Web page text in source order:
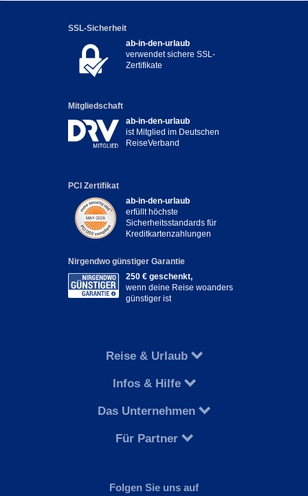
SSL-Sicherheit
ab-in-den-urlaub
verwendet sichere SSL-
Zertifikate
Mitgliedschaft
ab-in-den-urlaub
ist Mitglied im Deutschen
ReiseVerband
PCI Zertifikat
ab-in-den-urlaub
erfüllt höchste
Sicherheitsstandards für
Kreditkartenzahlungen
Nirgendwo günstiger Garantie
250 € geschenkt,
wenn deine Reise woanders
günstiger ist
Reise & Urlaub
Infos & Hilfe
Das Unternehmen
Für Partner
Folgen Sie uns auf